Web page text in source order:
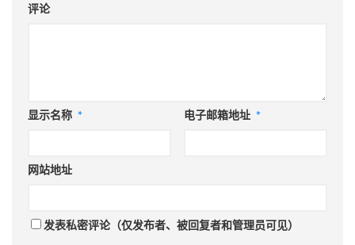
评论
显示名称 * 电子邮箱地址 *
网站地址
发表私密评论（仅发布者、被回复者和管理员可见）